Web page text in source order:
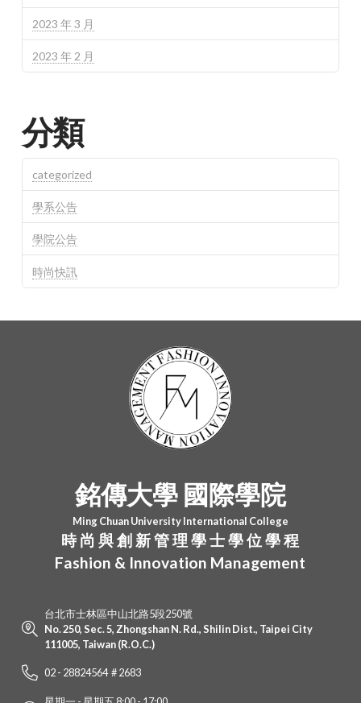
2023 年 3 月
2023 年 2 月
分類
categorized
學系公告
學院公告
時尚快訊
銘傳大學 國際學院
Ming Chuan University International College
時 尚 與 創 新 管 理 學 士 學 位 學 程
Fashion & Innovation Management
台北市士林區中山北路5段250號
No. 250, Sec. 5, Zhongshan N. Rd., Shilin Dist., Taipei City
111005, Taiwan (R.O.C.)
02 - 28824564 # 2683